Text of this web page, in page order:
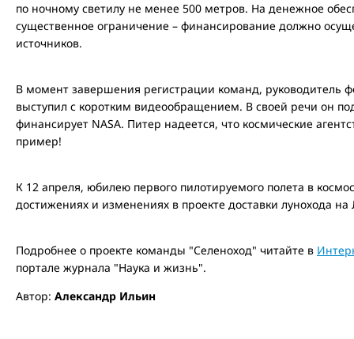
по ночному светилу не менее 500 метров. На денежное
существенное ограничение – финансирование должно
источников.
В момент завершения регистрации команд, руководитель
выступил с коротким видеообращением. В своей речи он
финансирует NASA. Питер надеется, что космические
пример!
К 12 апреля, юбилею первого пилотируемого полета в
достижениях и изменениях в проекте доставки лунохода на
Подробнее о проекте команды "Селеноход" читайте в
портале журнала "Наука и жизнь".
Автор: Александр Ильин